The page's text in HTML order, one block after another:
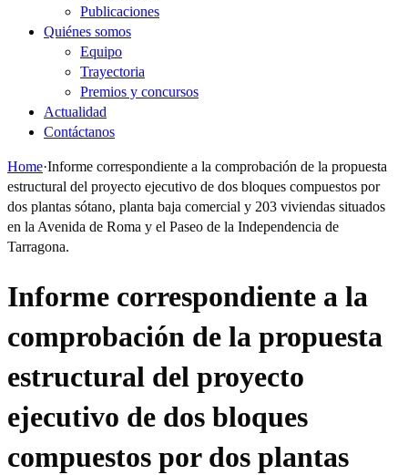
Publicaciones
Quiénes somos
Equipo
Trayectoria
Premios y concursos
Actualidad
Contáctanos
Home·Informe correspondiente a la comprobación de la propuesta
estructural del proyecto ejecutivo de dos bloques compuestos por
dos plantas sótano, planta baja comercial y 203 viviendas situados
en la Avenida de Roma y el Paseo de la Independencia de
Tarragona.
Informe correspondiente a la
comprobación de la propuesta
estructural del proyecto
ejecutivo de dos bloques
compuestos por dos plantas